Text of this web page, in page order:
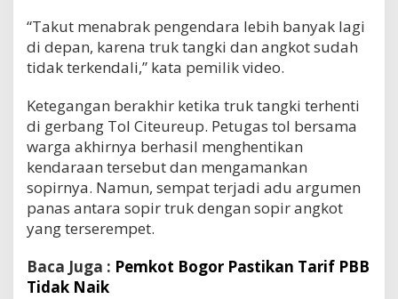
“Takut menabrak pengendara lebih banyak lagi
di depan, karena truk tangki dan angkot sudah
tidak terkendali,” kata pemilik video.
Ketegangan berakhir ketika truk tangki terhenti
di gerbang Tol Citeureup. Petugas tol bersama
warga akhirnya berhasil menghentikan
kendaraan tersebut dan mengamankan
sopirnya. Namun, sempat terjadi adu argumen
panas antara sopir truk dengan sopir angkot
yang terserempet.
Baca Juga : Pemkot Bogor Pastikan Tarif PBB
Tidak Naik